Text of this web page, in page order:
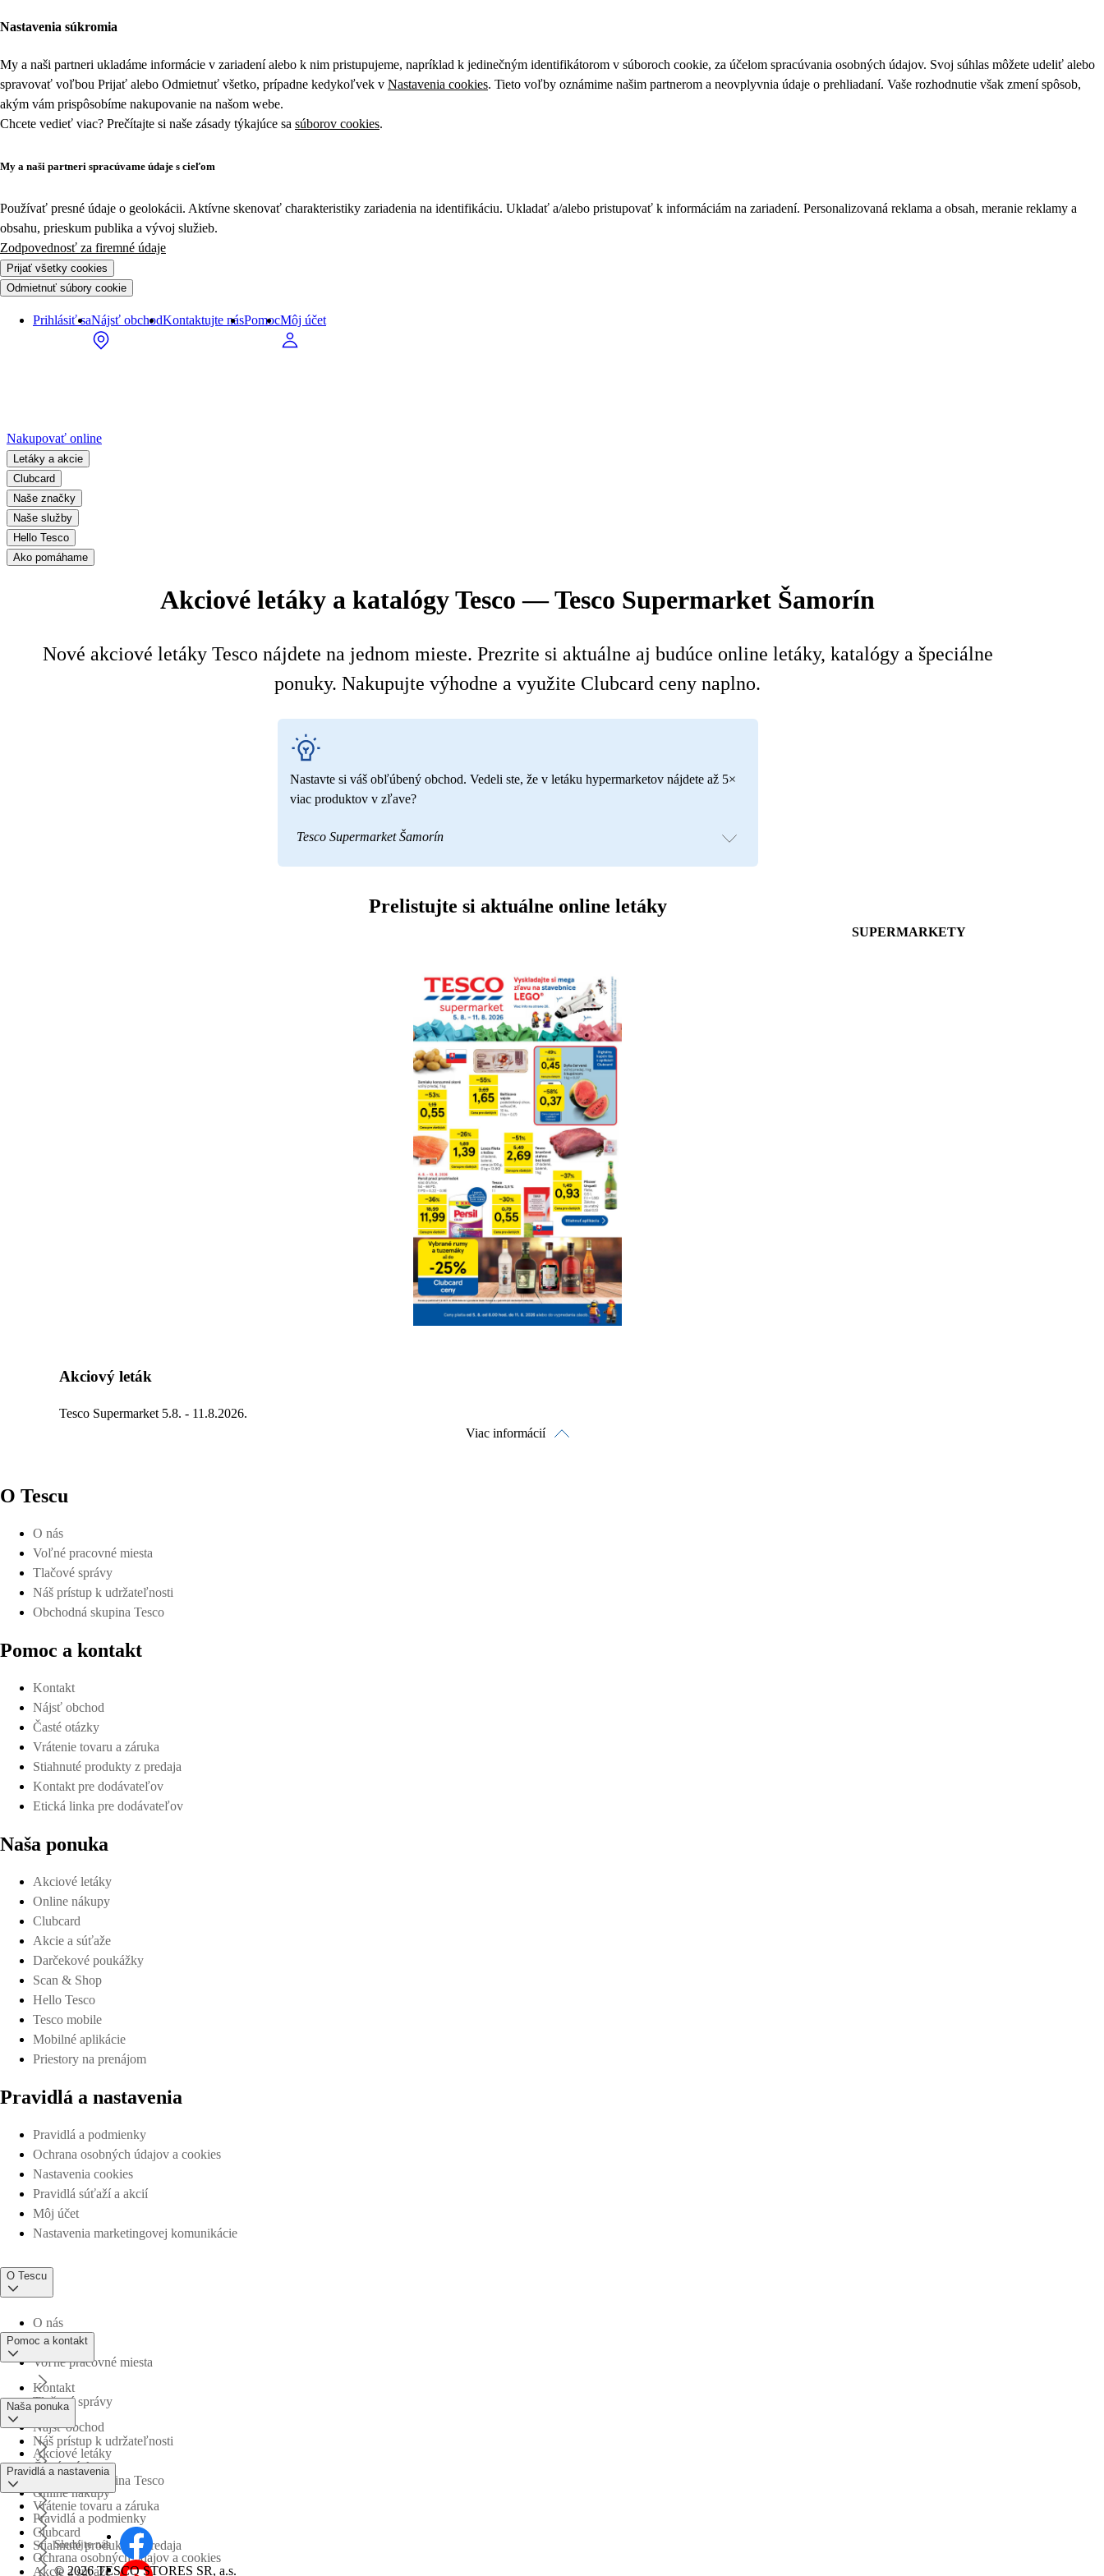
Nastavenia súkromia
My a naši partneri ukladáme informácie v zariadení alebo k nim pristupujeme, napríklad k jedinečným identifikátorom v súboroch cookie, za účelom spracúvania osobných údajov. Svoj súhlas môžete udeliť alebo
spravovať voľbou Prijať alebo Odmietnuť všetko, prípadne kedykoľvek v Nastavenia cookies. Tieto voľby oznámime našim partnerom a neovplyvnia údaje o prehliadaní. Vaše rozhodnutie však zmení spôsob,
akým vám prispôsobíme nakupovanie na našom webe.
Chcete vedieť viac? Prečítajte si naše zásady týkajúce sa súborov cookies.
My a naši partneri spracúvame údaje s cieľom
Používať presné údaje o geolokácii. Aktívne skenovať charakteristiky zariadenia na identifikáciu. Ukladať a/alebo pristupovať k informáciám na zariadení. Personalizovaná reklama a obsah, meranie reklamy a
obsahu, prieskum publika a vývoj služieb.
Zodpovednosť za firemné údaje
Prijať všetky cookies
Odmietnuť súbory cookie
Prihlásiť saNájsť obchodKontaktujte násPomocMôj účet
Nakupovať online
Letáky a akcie
Clubcard
Naše značky
Naše služby
Hello Tesco
Ako pomáhame
Akciové letáky a katalógy Tesco — Tesco Supermarket Šamorín
Nové akciové letáky Tesco nájdete na jednom mieste. Prezrite si aktuálne aj budúce online letáky, katalógy a špeciálne
ponuky. Nakupujte výhodne a využite Clubcard ceny naplno.
Nastavte si váš obľúbený obchod. Vedeli ste, že v letáku hypermarketov nájdete až 5×
viac produktov v zľave?
Tesco Supermarket Šamorín
Prelistujte si aktuálne online letáky
SUPERMARKETY
Akciový leták
Tesco Supermarket 5.8. - 11.8.2026.
Viac informácií
O Tescu
O nás
Voľné pracovné miesta
Tlačové správy
Náš prístup k udržateľnosti
Obchodná skupina Tesco
Pomoc a kontakt
Kontakt
Nájsť obchod
Časté otázky
Vrátenie tovaru a záruka
Stiahnuté produkty z predaja
Kontakt pre dodávateľov
Etická linka pre dodávateľov
Naša ponuka
Akciové letáky
Online nákupy
Clubcard
Akcie a súťaže
Darčekové poukážky
Scan & Shop
Hello Tesco
Tesco mobile
Mobilné aplikácie
Priestory na prenájom
Pravidlá a nastavenia
Pravidlá a podmienky
Ochrana osobných údajov a cookies
Nastavenia cookies
Pravidlá súťaží a akcií
Môj účet
Nastavenia marketingovej komunikácie
O Tescu
O nás
Voľné pracovné miesta
Tlačové správy
Náš prístup k udržateľnosti
Obchodná skupina Tesco
Pomoc a kontakt
Kontakt
Nájsť obchod
Časté otázky
Vrátenie tovaru a záruka
Stiahnuté produkty z predaja
Naša ponuka
Akciové letáky
Online nákupy
Clubcard
Akcie a súťaže
Pravidlá a nastavenia
Pravidlá a podmienky
Ochrana osobných údajov a cookies
Sledujte nás
© 2026 TESCO STORES SR, a.s.